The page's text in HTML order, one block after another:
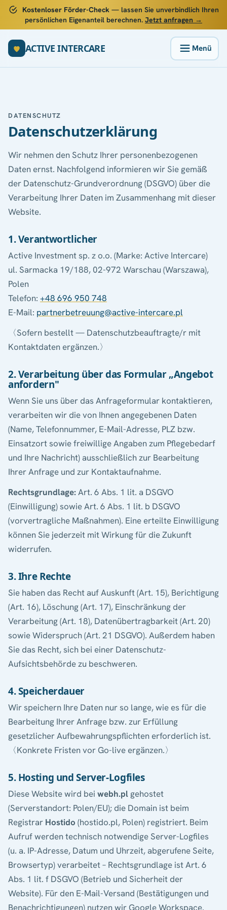
Kostenloser Förder-Check— lassen Sie unverbindlich Ihren
persönlichen Eigenanteil berechnen. Jetzt anfragen →
ACTIVE INTERCARE
DATENSCHUTZ
Datenschutzerklärung
Wir nehmen den Schutz Ihrer personenbezogenen
Daten ernst. Nachfolgend informieren wir Sie gemäß
der Datenschutz-Grundverordnung (DSGVO) über die
Verarbeitung Ihrer Daten im Zusammenhang mit dieser
Website.
1. Verantwortlicher
Active Investment sp. z o.o. (Marke: Active Intercare)
ul. Sarmacka 19/188, 02-972 Warschau (Warszawa),
Polen
Telefon: +48 696 950 748
E-Mail: partnerbetreuung@active-intercare.pl
〈Sofern bestellt — Datenschutzbeauftragte/r mit
Kontaktdaten ergänzen.〉
2. Verarbeitung über das Formular „Angebot
anfordern"
Wenn Sie uns über das Anfrageformular kontaktieren,
verarbeiten wir die von Ihnen angegebenen Daten
(Name, Telefonnummer, E-Mail-Adresse, PLZ bzw.
Einsatzort sowie freiwillige Angaben zum Pflegebedarf
und Ihre Nachricht) ausschließlich zur Bearbeitung
Ihrer Anfrage und zur Kontaktaufnahme.
Rechtsgrundlage:Art. 6 Abs. 1 lit. a DSGVO
(Einwilligung) sowie Art. 6 Abs. 1 lit. b DSGVO
(vorvertragliche Maßnahmen). Eine erteilte Einwilligung
können Sie jederzeit mit Wirkung für die Zukunft
widerrufen.
3. Ihre Rechte
Sie haben das Recht auf Auskunft (Art. 15), Berichtigung
(Art. 16), Löschung (Art. 17), Einschränkung der
Verarbeitung (Art. 18), Datenübertragbarkeit (Art. 20)
sowie Widerspruch (Art. 21 DSGVO). Außerdem haben
Sie das Recht, sich bei einer Datenschutz-
Aufsichtsbehörde zu beschweren.
4. Speicherdauer
Wir speichern Ihre Daten nur so lange, wie es für die
Bearbeitung Ihrer Anfrage bzw. zur Erfüllung
gesetzlicher Aufbewahrungspflichten erforderlich ist.
〈Konkrete Fristen vor Go-live ergänzen.〉
5. Hosting und Server-Logfiles
Diese Website wird bei webh.pl gehostet
(Serverstandort: Polen/EU); die Domain ist beim
Registrar Hostido (hostido.pl, Polen) registriert. Beim
Aufruf werden technisch notwendige Server-Logfiles
(u. a. IP-Adresse, Datum und Uhrzeit, abgerufene Seite,
Browsertyp) verarbeitet – Rechtsgrundlage ist Art. 6
Abs. 1 lit. f DSGVO (Betrieb und Sicherheit der
Website). Für den E-Mail-Versand (Bestätigungen und
Benachrichtigungen) nutzen wir Google Workspace.